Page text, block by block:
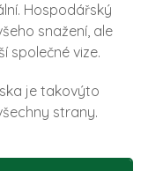
Hospodářský
snažení, ale
společné vize.
je takovýto
strany.